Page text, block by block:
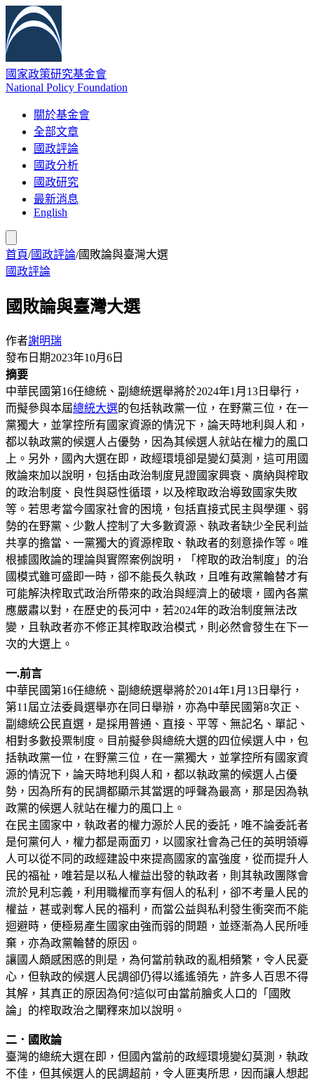
國家政策研究基金會
National Policy Foundation
關於基金會
全部文章
國政評論
國政分析
國政研究
最新消息
English
首頁/國政評論/國敗論與臺灣大選
國政評論
國敗論與臺灣大選
作者謝明瑞
發布日期2023年10月6日
摘要
中華民國第16任總統、副總統選舉將於2024年1月13日舉行，
而擬參與本屆總統大選的包括執政黨一位，在野黨三位，在一
黨獨大，並掌控所有國家資源的情況下，論天時地利與人和，
都以執政黨的候選人占優勢，因為其候選人就站在權力的風口
上。另外，國內大選在即，政經環境卻是變幻莫測，這可用國
敗論來加以說明，包括由政治制度見證國家興衰、廣納與榨取
的政治制度、良性與惡性循環，以及榨取政治導致國家失敗
等。若思考當今國家社會的困境，包括直接式民主與學運、弱
勢的在野黨、少數人控制了大多數資源、執政者缺少全民利益
共享的擔當、一黨獨大的資源榨取、執政者的刻意操作等。唯
根據國敗論的理論與實際案例說明，「榨取的政治制度」的治
國模式雖可盛即一時，卻不能長久執政，且唯有政黨輪替才有
可能解決榨取式政治所帶來的政治與經濟上的破壞，國內各黨
應嚴肅以對，在歷史的長河中，若2024年的政治制度無法改
變，且執政者亦不修正其榨取政治模式，則必然會發生在下一
次的大選上。
一.前言
中華民國第16任總統、副總統選舉將於2014年1月13日舉行，
第11屆立法委員選舉亦在同日舉辦，亦為中華民國第8次正、
副總統公民直選，是採用普通、直接、平等、無記名、單記、
相對多數投票制度。目前擬參與總統大選的四位候選人中，包
括執政黨一位，在野黨三位，在一黨獨大，並掌控所有國家資
源的情況下，論天時地利與人和，都以執政黨的候選人占優
勢，因為所有的民調都顯示其當選的呼聲為最高，那是因為執
政黨的候選人就站在權力的風口上。
在民主國家中，執政者的權力源於人民的委託，唯不論委託者
是何黨何人，權力都是兩面刃，以國家社會為己任的英明領導
人可以從不同的政經建設中來提高國家的富強度，從而提升人
民的福祉，唯若是以私人權益出發的執政者，則其執政團隊會
流於見利忘義，利用職權而享有個人的私利，卻不考量人民的
權益，甚或剥奪人民的福利，而當公益與私利發生衝突而不能
迴避時，便極易產生國家由強而弱的問題，並逐漸為人民所唾
棄，亦為政黨輪替的原因。
讓國人頗感困惑的則是，為何當前執政的亂相頻繁，令人民憂
心，但執政的候選人民調卻仍得以遙遙領先，許多人百思不得
其解，其真正的原因為何?這似可由當前膾炙人口的「國敗
論」的榨取政治之闡釋來加以說明。
二．國敗論
臺灣的總統大選在即，但國內當前的政經環境變幻莫測，執政
不佳，但其候選人的民調超前，令人匪夷所思，因而讓人想起